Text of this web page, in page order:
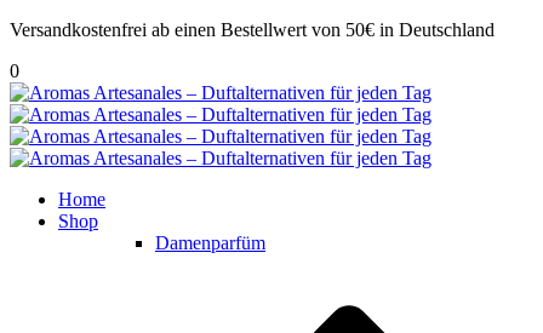
Versandkostenfrei ab einen Bestellwert von 50€ in Deutschland
0
Home
Shop
Damenparfüm